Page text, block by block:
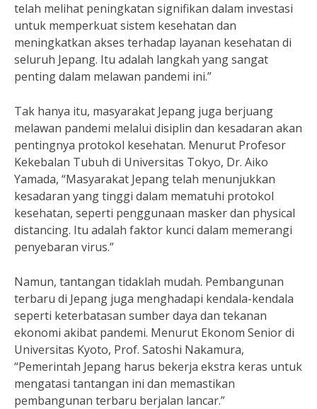
telah melihat peningkatan signifikan dalam investasi
untuk memperkuat sistem kesehatan dan
meningkatkan akses terhadap layanan kesehatan di
seluruh Jepang. Itu adalah langkah yang sangat
penting dalam melawan pandemi ini.”
Tak hanya itu, masyarakat Jepang juga berjuang
melawan pandemi melalui disiplin dan kesadaran akan
pentingnya protokol kesehatan. Menurut Profesor
Kekebalan Tubuh di Universitas Tokyo, Dr. Aiko
Yamada, “Masyarakat Jepang telah menunjukkan
kesadaran yang tinggi dalam mematuhi protokol
kesehatan, seperti penggunaan masker dan physical
distancing. Itu adalah faktor kunci dalam memerangi
penyebaran virus.”
Namun, tantangan tidaklah mudah. Pembangunan
terbaru di Jepang juga menghadapi kendala-kendala
seperti keterbatasan sumber daya dan tekanan
ekonomi akibat pandemi. Menurut Ekonom Senior di
Universitas Kyoto, Prof. Satoshi Nakamura,
“Pemerintah Jepang harus bekerja ekstra keras untuk
mengatasi tantangan ini dan memastikan
pembangunan terbaru berjalan lancar.”